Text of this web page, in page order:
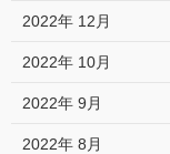
2022年 12月
2022年 10月
2022年 9月
2022年 8月